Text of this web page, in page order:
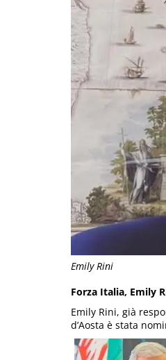
Emily Rini
Forza Italia, Emily
Emily Rini, già
d’Aosta è stata